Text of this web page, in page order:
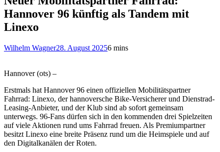
Hannover 96 künftig als Tandem mit
Linexo
Wilhelm Wagner28. August 20256 mins
Hannover (ots) –
Erstmals hat Hannover 96 einen offiziellen Mobilitätspartner
Fahrrad: Linexo, der hannoversche Bike-Versicherer und Dienstrad-
Leasing-Anbieter, und der Klub sind ab sofort gemeinsam
unterwegs. 96-Fans dürfen sich in den kommenden drei Spielzeiten
auf viele Aktionen rund ums Fahrrad freuen. Als Premiumpartner
besitzt Linexo eine breite Präsenz rund um die Heimspiele und auf
den Digitalkanälen der Roten.